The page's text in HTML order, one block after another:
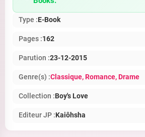
Type :E-Book
Pages :162
Parution :23-12-2015
Genre(s) :Classique, Romance, Drame
Collection :Boy's Love
Editeur JP :Kaiôhsha